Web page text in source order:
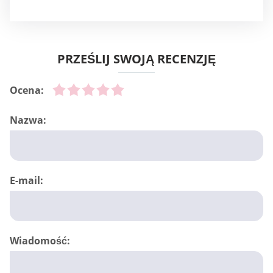
PRZEŚLIJ SWOJĄ RECENZJĘ
Ocena:
Nazwa:
E-mail:
Wiadomość: